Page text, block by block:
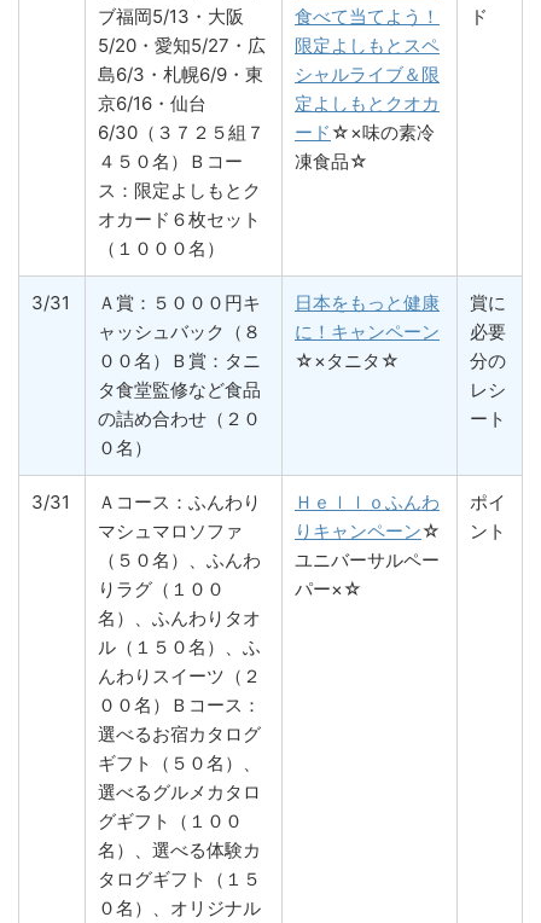
ブ福岡5/13・大阪
5/20・愛知5/27・広
島6/3・札幌6/9・東
京6/16・仙台
6/30（３７２５組７
４５０名）Ｂコー
ス：限定よしもとク
オカード６枚セット
（１０００名）
食べて当てよう！
限定よしもとスペ
シャルライブ＆限
定よしもとクオカ
ード☆×味の素冷
凍食品☆
ド
3/31
Ａ賞：５０００円キ
ャッシュバック（８
００名）Ｂ賞：タニ
タ食堂監修など食品
の詰め合わせ（２０
０名）
日本をもっと健康
に！キャンペーン
☆×タニタ☆
賞に
必要
分の
レシ
ート
3/31
Ａコース：ふんわり
マシュマロソファ
（５０名）、ふんわ
りラグ（１００
名）、ふんわりタオ
ル（１５０名）、ふ
んわりスイーツ（２
００名）Ｂコース：
選べるお宿カタログ
ギフト（５０名）、
選べるグルメカタロ
グギフト（１００
名）、選べる体験カ
タログギフト（１５
０名）、オリジナル
Ｈｅｌｌｏふんわ
りキャンペーン☆
ユニバーサルペー
パー×☆
ポイ
ント